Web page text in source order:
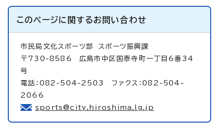
このページに関するお問い合わせ
市民局文化スポーツ部 スポーツ振興課
〒730-8586 広島市中区国泰寺町一丁目6番34
号
電話：082-504-2503 ファクス：082-504-
2066
sports@city.hiroshima.lg.jp